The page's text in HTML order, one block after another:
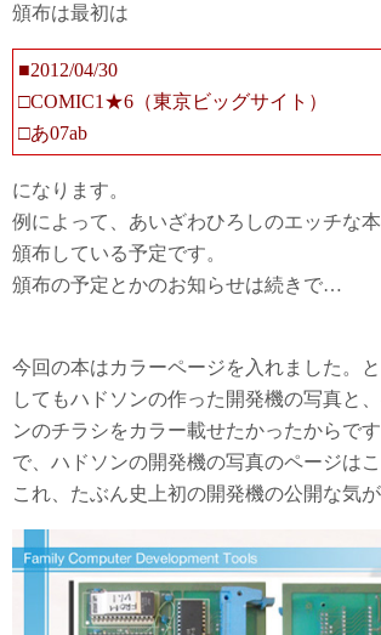
頒布は最初は
■2012/04/30
□COMIC1★6（東京ビッグサイト）
□あ07ab
になります。
例によって、あいざわひろしのエッチな
頒布している予定です。
頒布の予定とかのお知らせは続きで…
今回の本はカラーページを入れました。
してもハドソンの作った開発機の写真と
ンのチラシをカラー載せたかったからです
で、ハドソンの開発機の写真のページはこ
これ、たぶん史上初の開発機の公開な気